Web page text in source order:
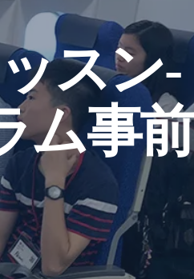
スン-
ム事前